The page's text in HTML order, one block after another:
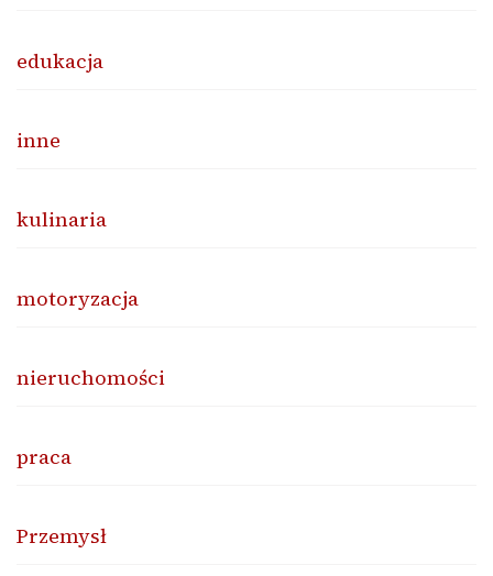
edukacja
inne
kulinaria
motoryzacja
nieruchomości
praca
Przemysł